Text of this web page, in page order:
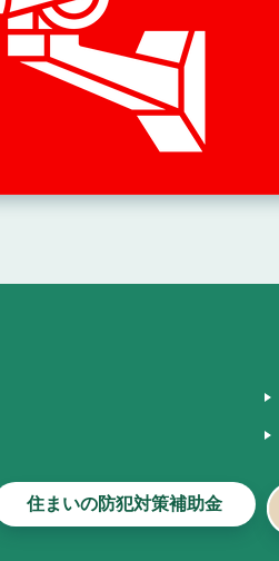
住まいの防犯対策補助金